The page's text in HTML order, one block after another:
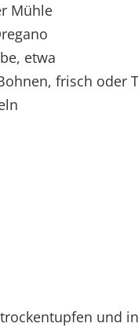
Mühle
etwa
frisch oder
und